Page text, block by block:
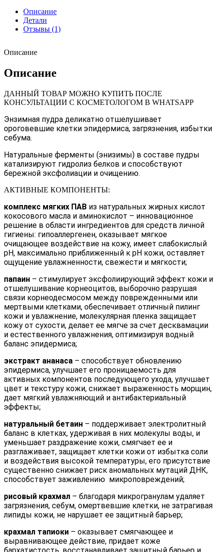
Описание
Детали
Отзывы (1)
Описание
Описание
ДАННЫЙ ТОВАР МОЖНО КУПИТЬ ПОСЛЕ
КОНСУЛЬТАЦИИ С КОСМЕТОЛОГОМ В WHATSAPP
Энзимная пудра деликатно отшелушивает
ороговевшие клетки эпидермиса, загрязнения, избытки
себума.
Натуральные ферменты (энизимы) в составе пудры
катализируют гидролиз белков и способствуют
бережной эксфолиации и очищению.
АКТИВНЫЕ КОМПОНЕНТЫ:
комплекс мягких ПАВ из натуральных жирных кислот
кокосового масла и аминокислот – инновационное
решение в области ингредиентов для средств личной
гигиены: гипоаллергенен, оказывает мягкое
очищающее воздействие на кожу, имеет слабокислый
pH, максимально приближенный к pH кожи, оставляет
ощущение увлажненности, свежести и мягкости;
папаин – стимулирует эксфолиирующий эффект кожи и
отшелушивание корнеоцитов, выборочно разрушая
связи корнеодесмосом между поврежденными или
мертвыми клетками, обеспечивает отличный пилинг
кожи и увлажнение, молекулярная пленка защищает
кожу от сухости, делает ее мягче за счет десквамации
и естественного увлажнения, оптимизируя водный
баланс эпидермиса;
экстракт ананаса – способствует обновлению
эпидермиса, улучшает его проницаемость для
активных компонентов последующего ухода, улучшает
цвет и текстуру кожи, снижает выраженность морщин,
дает мягкий увлажняющий и антибактериальный
эффекты;
натуральный бетаин – поддерживает электролитный
баланс в клетках, удерживая в них молекулы воды, и
уменьшает раздражение кожи, смягчает ее и
разглаживает, защищает клетки кожи от избытка соли
и воздействия высокой температуры, его присутствие
существенно снижает риск аномальных мутаций ДНК,
способствует заживлению микроповреждений;
рисовый крахмал – благодаря микрогранулам удаляет
загрязнения, себум, омертвевшие клетки, не затрагивая
липиды кожи, не нарушает ее защитный барьер;
крахмал тапиоки – оказывает смягчающее и
выравнивающее действие, придает коже
бархатистость, восстанавливает защитный барьер и